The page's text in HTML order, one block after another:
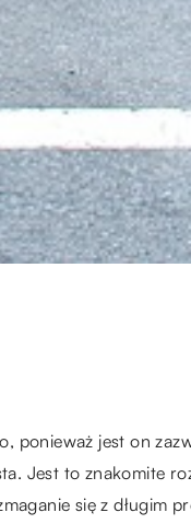
ponieważ jest on
Jest to znakomite
się z długim